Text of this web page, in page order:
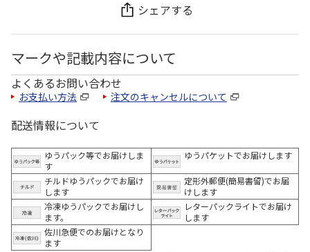
シェアする
マークや記載内容について
よくあるお問い合わせ
お支払い方法 注文のキャンセルについて
配送情報について
ゆうパック等でお届けしま
す
ゆうパケットでお届けします
チルドゆうパックでお届け
します
定形外郵便(簡易書留)でお届
けします
冷凍ゆうパックでお届けし
ます。
レターパックライトでお届け
します
佐川急便でのお届けとなり
ます